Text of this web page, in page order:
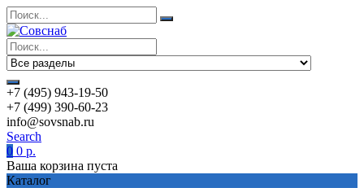
+7 (495) 943-19-50
+7 (499) 390-60-23
info@sovsnab.ru
Search
0 0 р.
Ваша корзина пуста
Каталог